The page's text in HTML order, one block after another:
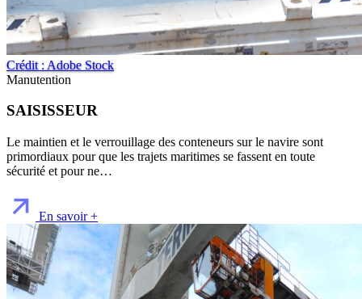
Crédit : Adobe Stock
Manutention
SAISISSEUR
Le maintien et le verrouillage des conteneurs sur le navire sont
primordiaux pour que les trajets maritimes se fassent en toute
sécurité et pour ne…
En savoir +